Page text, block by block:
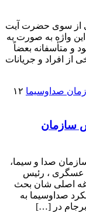
از سوی حضرت آیت
واژه به صورت به
و متأسفانه بعضاً
از افراد و جریانات
۱۲
سازمان
صدا و سیما،
گرفت: ۱- آقای علی عسگری ، رئیس
اصلی شان بحث
از عملکرد صداوسیما به
در […]